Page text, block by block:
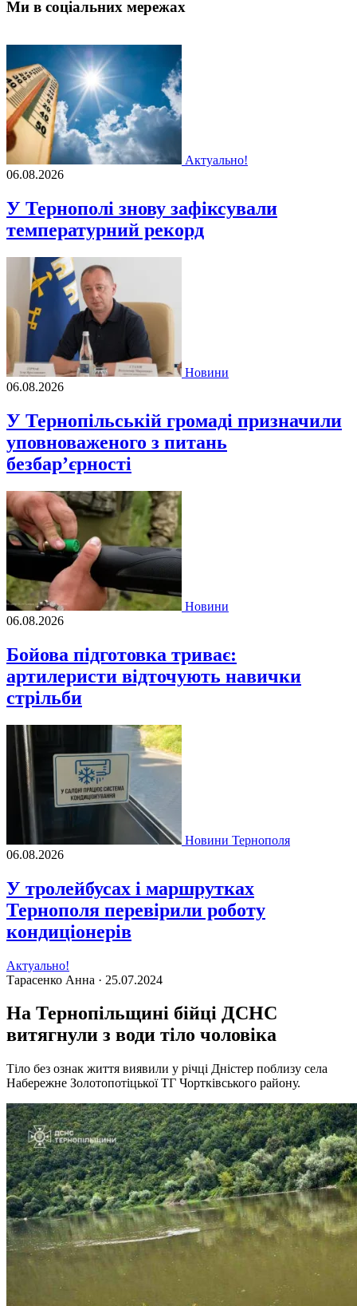
Ми в соціальних мережах
Актуально!
06.08.2026
У Тернополі знову зафіксували
температурний рекорд
Новини
06.08.2026
У Тернопільській громаді призначили
уповноваженого з питань
безбар’єрності
Новини
06.08.2026
Бойова підготовка триває:
артилеристи відточують навички
стрільби
Новини Тернополя
06.08.2026
У тролейбусах і маршрутках
Тернополя перевірили роботу
кондиціонерів
Актуально!
Тарасенко Анна · 25.07.2024
На Тернопільщині бійці ДСНС
витягнули з води тіло чоловіка
Тіло без ознак життя виявили у річці Дністер поблизу села
Набережне Золотопотіцької ТГ Чортківського району.